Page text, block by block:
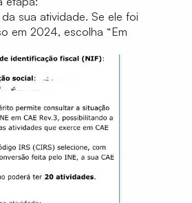
sua atividade. Se ele foi
em 2024, escolha “Em